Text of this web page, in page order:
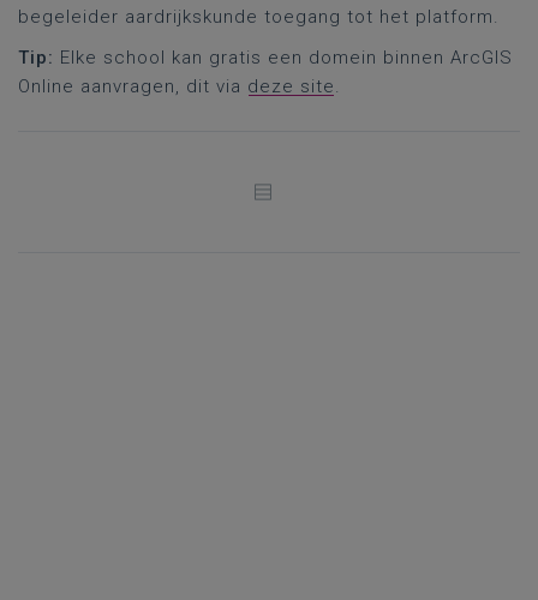
begeleider aardrijkskunde toegang tot het platform.
Tip: Elke school kan gratis een domein binnen ArcGIS
Online aanvragen, dit via deze site.